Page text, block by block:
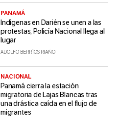
PANAMÁ
Indígenas en Darién se unen a las
protestas, Policía Nacional llega al
lugar
ADOLFO BERRÍOS RIAÑO
NACIONAL
Panamá cierra la estación
migratoria de Lajas Blancas tras
una drástica caída en el flujo de
migrantes